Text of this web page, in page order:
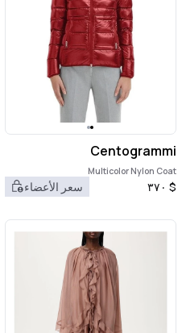
Centogrammi
Multicolor Nylon Coat
$ ٣٧٠ سعر الأعضاء